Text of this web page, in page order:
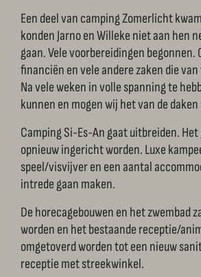
Een deel van camping Zomerlicht
konden Jarno en Willeke niet aan hen
gaan. Vele voorbereidingen begonnen.
financiën en vele andere zaken die
Na vele weken in volle spanning te
kunnen en mogen wij het van de
Camping Si-Es-An gaat uitbreiden.
opnieuw ingericht worden. Luxe
speel/visvijver en een aantal
intrede gaan maken.
De horecagebouwen en het zwembad
worden en het bestaande receptie/
omgetoverd worden tot een nieuw
receptie met streekwinkel.